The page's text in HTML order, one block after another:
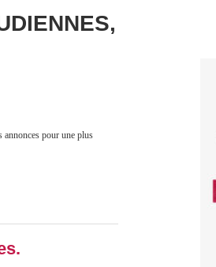
annonces pour une plus